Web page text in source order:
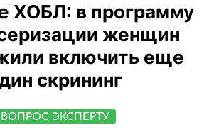
ХОБЛ: в программу
женщин
включить еще
скрининг
ВОПРОС ЭКСПЕРТУ